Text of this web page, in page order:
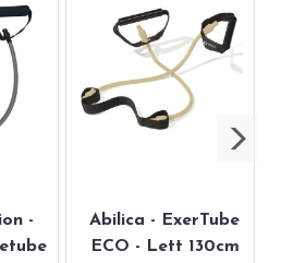
-
Abilica - ExerTube
ECO - Lett 130cm